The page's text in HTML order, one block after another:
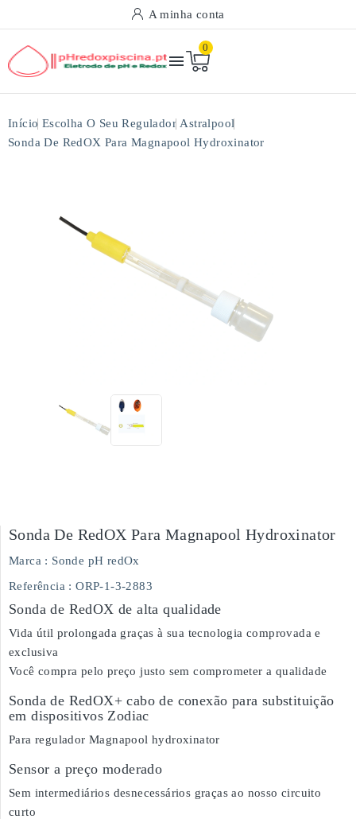
A minha conta

0
Início Escolha O Seu Regulador Astralpool
Sonda De RedOX Para Magnapool Hydroxinator
Sonda De RedOX Para Magnapool Hydroxinator
Marca : Sonde pH redOx
Referência : ORP-1-3-2883
Sonda de RedOX de alta qualidade
Vida útil prolongada graças à sua tecnologia comprovada e
exclusiva
Você compra pelo preço justo sem comprometer a qualidade
Sonda de RedOX+ cabo de conexão para substituição
em dispositivos Zodiac
Para regulador Magnapool hydroxinator
Sensor a preço moderado
Sem intermediários desnecessários graças ao nosso circuito
curto